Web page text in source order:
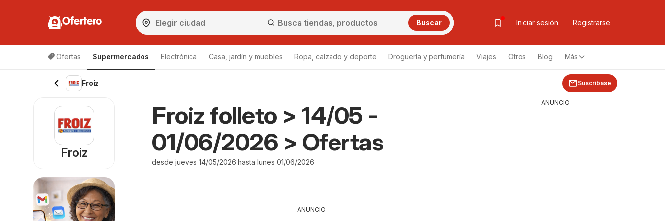
Ofertero Buscar Iniciar sesión Registrarse
Ofertas Supermercados Electrónica Casa, jardín y muebles Ropa, calzado y deporte Droguería y perfumería Viajes Otros Blog Más
Froiz Suscríbase
Froiz folleto > 14/05 -
01/06/2026 > Ofertas
desde jueves 14/05/2026 hasta lunes 01/06/2026
ANUNCIO
Froiz
ANUNCIO